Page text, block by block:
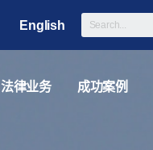
English
法律业务 成功案例